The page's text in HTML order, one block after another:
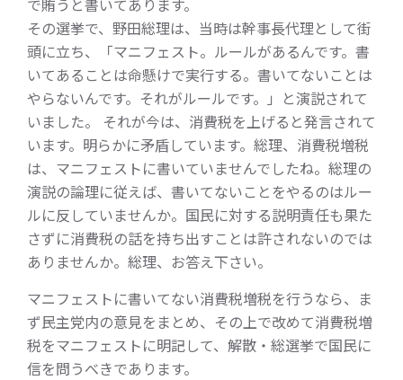
で賄うと書いてあります。
その選挙で、野田総理は、当時は幹事長代理として街
頭に立ち、「マニフェスト。ルールがあるんです。書
いてあることは命懸けで実行する。書いてないことは
やらないんです。それがルールです。」と演説されて
いました。 それが今は、消費税を上げると発言されて
います。明らかに矛盾しています。総理、消費税増税
は、マニフェストに書いていませんでしたね。総理の
演説の論理に従えば、書いてないことをやるのはルー
ルに反していませんか。国民に対する説明責任も果た
さずに消費税の話を持ち出すことは許されないのでは
ありませんか。総理、お答え下さい。
マニフェストに書いてない消費税増税を行うなら、ま
ず民主党内の意見をまとめ、その上で改めて消費税増
税をマニフェストに明記して、解散・総選挙で国民に
信を問うべきであります。